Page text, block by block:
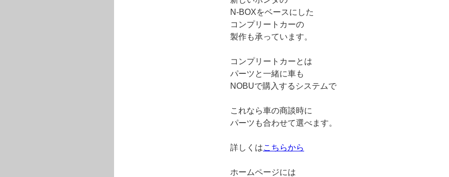
N-BOXをベースにした
コンプリートカーの
製作も承っています。
コンプリートカーとは
パーツと一緒に車も
NOBUで購入するシステムで
これなら車の商談時に
パーツも合わせて選べます。
詳しくはこちらから
ホームページには